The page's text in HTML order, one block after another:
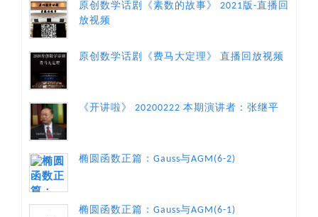
原创数学话剧《素数的故事》 2021版-直播回
放视频
原创数学话剧《费马大定理》 直播回放视频
《开讲啦》 20200222 本期演讲者：张继平
椭圆函数正篇：Gauss与AGM(6-2)
椭圆函数正篇：Gauss与AGM(6-1)